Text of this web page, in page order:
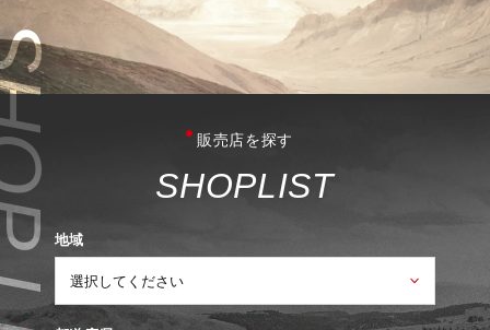
販売店を探す
SHOPLIST
地域